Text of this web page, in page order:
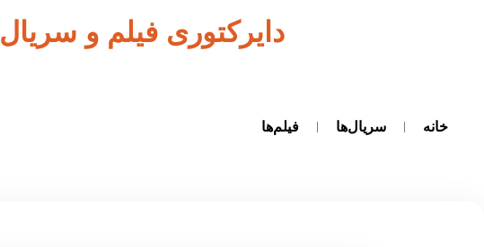
دایرکتوری فیلم و سریال
خانه سریال‌ها فیلم‌ها